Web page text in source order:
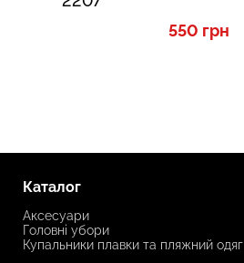
550 грн
Каталог
Аксесуари
Головні убори
Купальники плавки та пляжний одяг